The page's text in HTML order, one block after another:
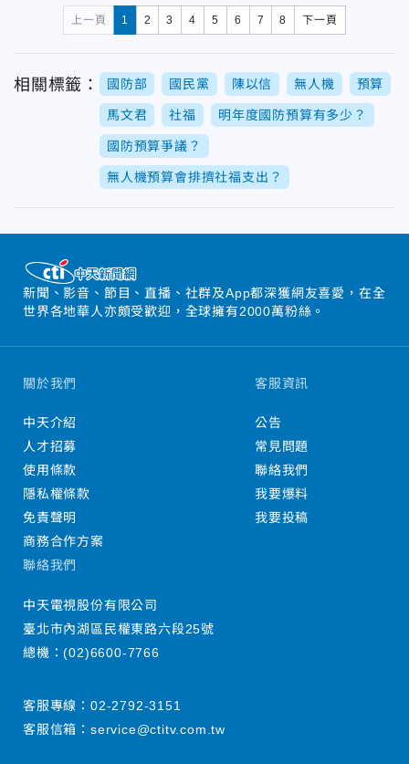
上一頁 1 2 3 4 5 6 7 8 下一頁
相關標籤： 國防部 國民黨 陳以信 無人機 預算
馬文君 社福 明年度國防預算有多少？
國防預算爭議？
無人機預算會排擠社福支出？
新聞、影音、節目、直播、社群及App都深獲網友喜愛，在全
世界各地華人亦頗受歡迎，全球擁有2000萬粉絲。
關於我們
中天介紹
人才招募
使用條款
隱私權條款
免責聲明
商務合作方案
客服資訊
公告
常見問題
聯絡我們
我要爆料
我要投稿
聯絡我們
中天電視股份有限公司
臺北市內湖區民權東路六段25號
總機：(02)6600-7766
客服專線： 02-2792-3151
客服信箱： service@ctitv.com.tw